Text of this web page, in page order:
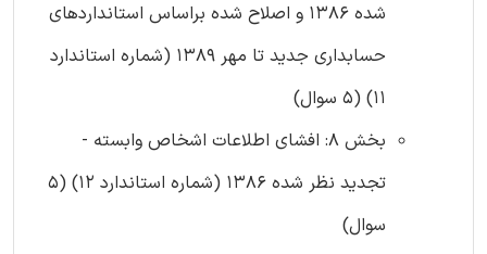
شده 1386 و اصلاح شده براساس استانداردهای
حسابداری جدید تا مهر 1389 (شماره استاندارد
11) (5 سوال)
بخش 8: افشای اطلاعات اشخاص وابسته -
تجدید نظر شده 1386 (شماره استاندارد 12) (5
سوال)